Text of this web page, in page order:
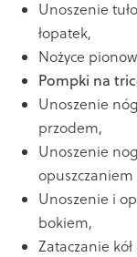
Unoszenie
łopatek,
Nożyce
Pompki na
Unoszenie
przodem,
Unoszenie
Unoszenie i
bokiem,
Zataczanie